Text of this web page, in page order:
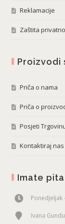
Reklamacije
Zaštita
Proizvodi
Priča o nama
Priča o
Posjeti
Kontaktiraj nas
Imate
Ponedjeljak
Ivana